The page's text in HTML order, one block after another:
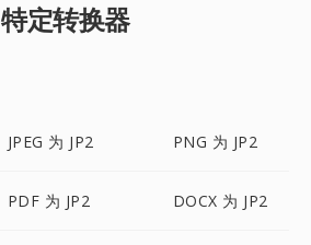
特定转换器
JPEG 为 JP2 PNG 为 JP2
PDF 为 JP2 DOCX 为 JP2